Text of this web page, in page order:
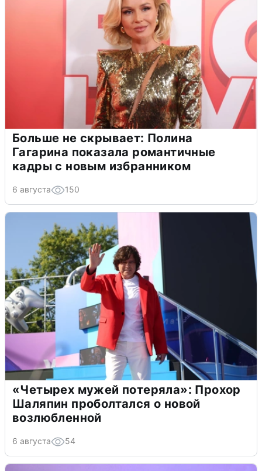
Больше не скрывает: Полина
Гагарина показала романтичные
кадры с новым избранником
6 августа 150
«Четырех мужей потеряла»: Прохор
Шаляпин проболтался о новой
возлюбленной
6 августа 54